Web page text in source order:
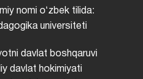
nomi oʻzbek tilida:
universiteti
davlat boshqaruvi
davlat hokimiyati